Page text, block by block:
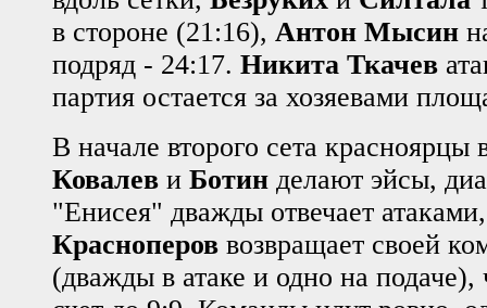
в стороне (21:16), Антон Мысин
подряд - 24:17. Никита Ткачев
партия остается за хозяевами
В начале второго сета
Ковалев и Ботин делают эйсы,
"Енисея" дважды отвечает атаками,
Красноперов возвращает своей
(дважды в атаке и одно на подаче),